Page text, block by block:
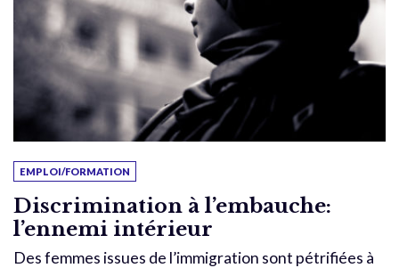
EMPLOI/FORMATION
Discrimination à l’embauche:
l’ennemi intérieur
Des femmes issues de l’immigration sont pétrifiées à